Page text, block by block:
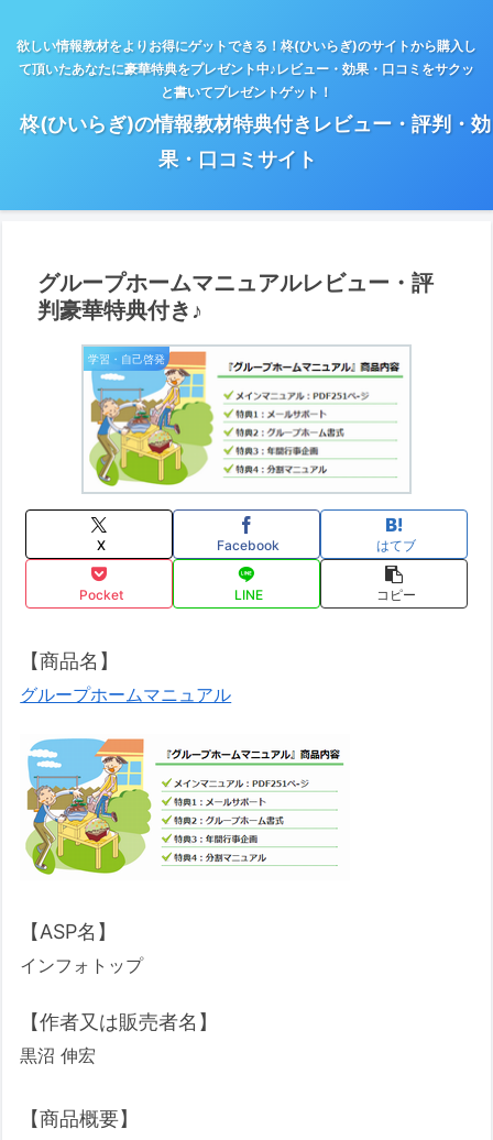
欲しい情報教材をよりお得にゲットできる！柊(ひいらぎ)のサイトから購入し
て頂いたあなたに豪華特典をプレゼント中♪レビュー・効果・口コミをサクッ
と書いてプレゼントゲット！
柊(ひいらぎ)の情報教材特典付きレビュー・評判・効
果・口コミサイト
グループホームマニュアルレビュー・評
判豪華特典付き♪
学習・自己啓発
X Facebook はてブ
Pocket LINE コピー
【商品名】
グループホームマニュアル
【ASP名】
インフォトップ
【作者又は販売者名】
黒沼 伸宏
【商品概要】